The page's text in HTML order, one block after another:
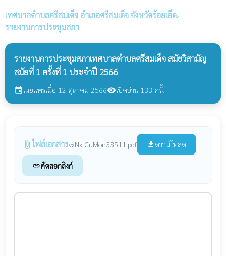
เทศบาลตำบลศรีสมเด็จ อำเภอศรีสมเด็จ จังหวัดร้อยเอ็ด›
รายงานการประชุมสภา
รายงานการประชุมสภาเทศบาลตำบลศรีสมเด็จ สมัยวิสามัญ
สมัยที่ 1 ครั้งที่ 1 ประจำปี 2566
eventเผยแพร่เมื่อ 12 ตุลาคม 2566visibilityเปิดอ่าน 133 ครั้ง
attach_file ไฟล์เอกสารvxNxtGuMon33511.pdf file_download ดาวน์โหลด
linkคัดลอกลิงก์